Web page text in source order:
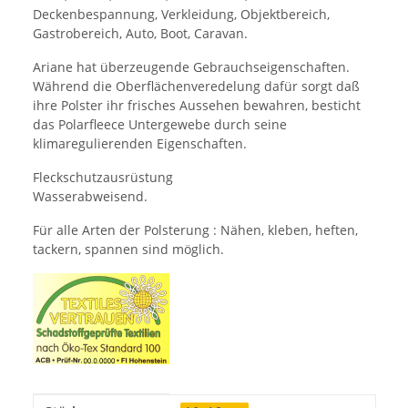
Deckenbespannung, Verkleidung, Objektbereich,
Gastrobereich, Auto, Boot, Caravan.
Ariane hat überzeugende Gebrauchseigenschaften.
Während die Oberflächenveredelung dafür sorgt daß
ihre Polster ihr frisches Aussehen bewahren, besticht
das Polarfleece Untergewebe durch seine
klimaregulierenden Eigenschaften.
Fleckschutzausrüstung
Wasserabweisend.
Für alle Arten der Polsterung : Nähen, kleben, heften,
tackern, spannen sind möglich.